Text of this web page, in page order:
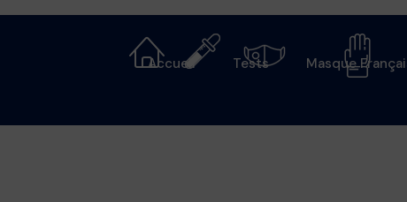
Accueil Tests Masque